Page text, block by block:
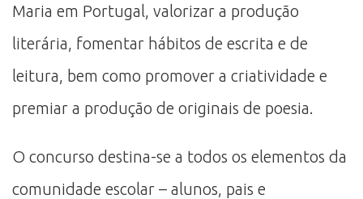
Maria em Portugal, valorizar a produção
literária, fomentar hábitos de escrita e de
leitura, bem como promover a criatividade e
premiar a produção de originais de poesia.
O concurso destina-se a todos os elementos da
comunidade escolar – alunos, pais e